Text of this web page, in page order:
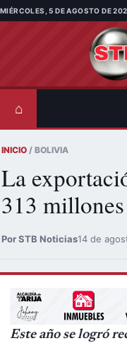
Saltar al contenido
MIÉRCOLES, 5 DE AGOSTO DE
⌂
INICIO / BOLIVIA
La
313
Por STB Noticias14 de
Este año se logró